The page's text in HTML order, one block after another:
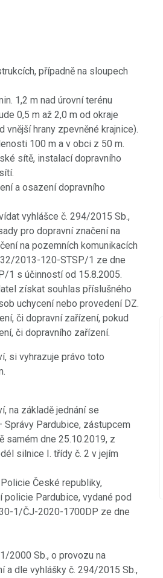
případně na sloupech
1,2 m nad úrovní terénu
0,5 m až 2,0 m od okraje
hrany zpevněné krajnice).
100 m a v obci z 50 m.
sítě, instalací dopravního
a osazení dopravního
vyhlášce č. 294/2015 Sb.,
pro dopravní značení na
na pozemních komunikacích
2013-120-STSP/1 ze dne
1 s účinností od 15.8.2005.
získat souhlas příslušného
uchycení nebo provedení DZ.
či dopravní zařízení, pokud
či dopravního zařízení.
si vyhrazuje právo toto
na základě jednání se
Pardubice, zástupcem
samém dne 25.10.2019, z
silnice I. třídy č. 2 v jejím
České republiky,
Pardubice, vydané pod
1/ČJ-2020-1700DP ze dne
2000 Sb., o provozu na
a dle vyhlášky č. 294/2015 Sb.,
ve videokronice
v posledních dnech -
zpívání a oslav Dne úcty ke